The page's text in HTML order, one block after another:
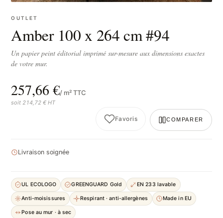
OUTLET
Amber 100 x 264 cm #94
Un papier peint éditorial imprimé sur-mesure aux dimensions exactes
de votre mur.
257,66 €/ m² TTC
soit 214,72 € HT
Favoris COMPARER
Livraison soignée
UL ECOLOGO GREENGUARD Gold EN 233 lavable
Anti-moisissures Respirant · anti-allergènes Made in EU
Pose au mur · à sec